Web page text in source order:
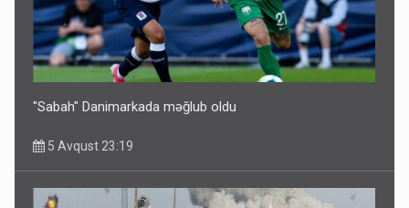
"Sabah" Danimarkada məğlub oldu
5 Avqust 23:19